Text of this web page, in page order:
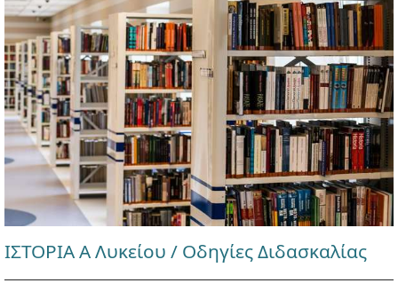
ΙΣΤΟΡΙΑ Α Λυκείου / Οδηγίες Διδασκαλίας